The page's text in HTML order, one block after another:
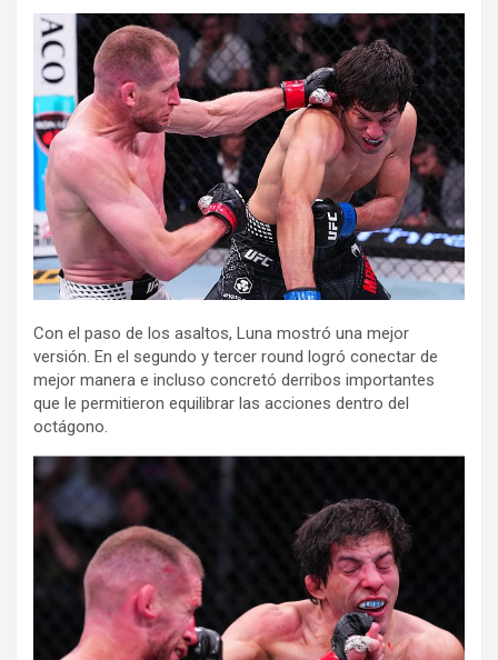
Con el paso de los asaltos, Luna mostró una mejor
versión. En el segundo y tercer round logró conectar de
mejor manera e incluso concretó derribos importantes
que le permitieron equilibrar las acciones dentro del
octágono.